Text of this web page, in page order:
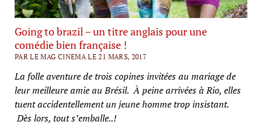
Going to brazil – un titre anglais pour une
comédie bien française !
PAR LE MAG CINEMA LE 21 MARS, 2017
La folle aventure de trois copines invitées au mariage de
leur meilleure amie au Brésil.À peine arrivées à Rio, elles
tuent accidentellement un jeune homme trop insistant.
Dès lors, tout s’emballe..!